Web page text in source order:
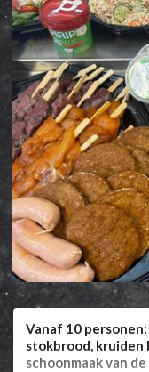
Vanaf 10
stokbrood, kruiden
schoonmaak van